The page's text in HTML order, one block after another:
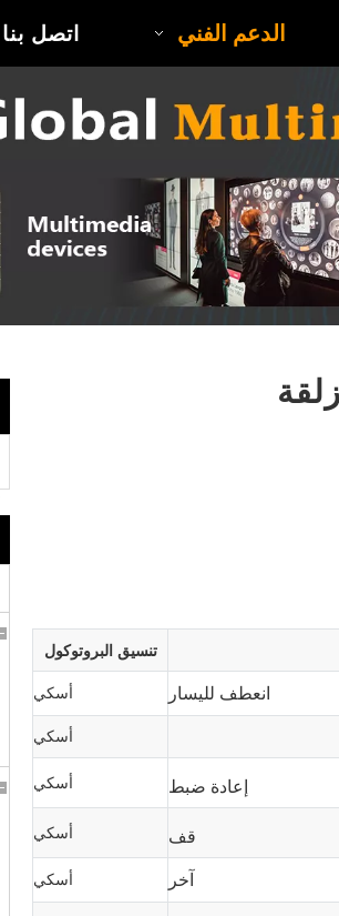
الدعم الفني اتصل بنا
تنسيق البروتوكول
انعطف لليسار أسكي
أسكي
إعادة ضبط أسكي
قف أسكي
آخر أسكي